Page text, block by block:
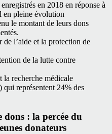
en 2018 en réponse à
en pleine évolution
le montant de leurs dons
de l’aide et la protection de
de la lutte contre
la recherche médicale
qui représentent 24% des
dons : la percée du
donateurs